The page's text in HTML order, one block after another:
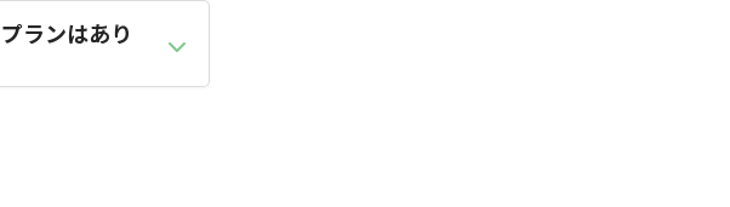
ランはあり